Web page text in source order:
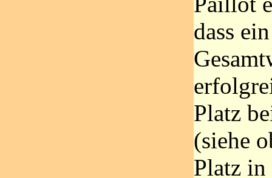
dass
Platz
(siehe
Platz in